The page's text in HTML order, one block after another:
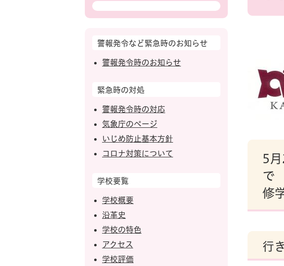
5
で
修
行
警報発令など緊急時のお知らせ
警報発令時のお知らせ
緊急時の対処
警報発令時の対応
気象庁のページ
いじめ防止基本方針
コロナ対策について
学校要覧
学校概要
沿革史
学校の特色
アクセス
学校評価